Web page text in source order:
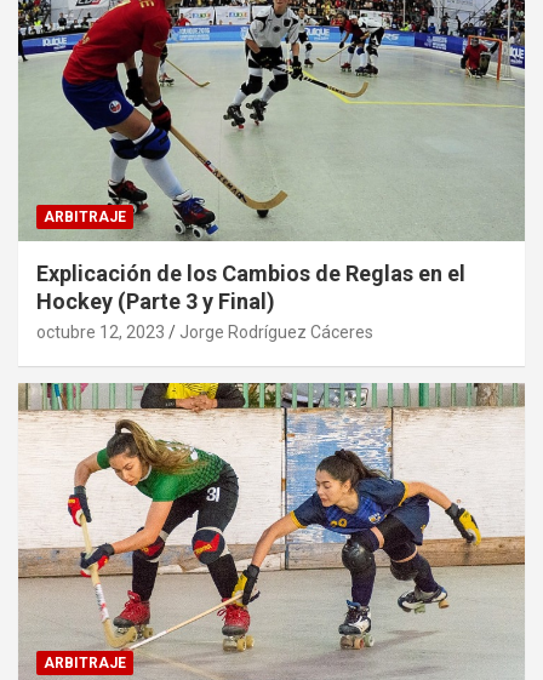
ARBITRAJE
Explicación de los Cambios de Reglas en el
Hockey (Parte 3 y Final)
octubre 12, 2023 Jorge Rodríguez Cáceres
ARBITRAJE